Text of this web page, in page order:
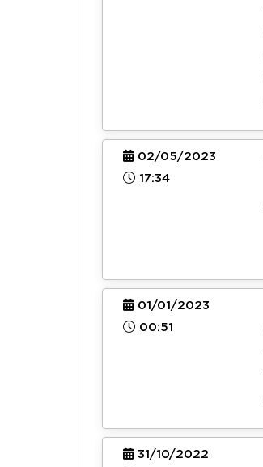
02/05/2023
17:34
01/01/2023
00:51
31/10/2022